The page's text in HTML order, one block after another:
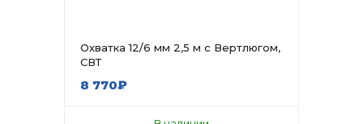
Охватка 12/6 мм 2,5 м с Вертлюгом,
СВТ
8 770₽